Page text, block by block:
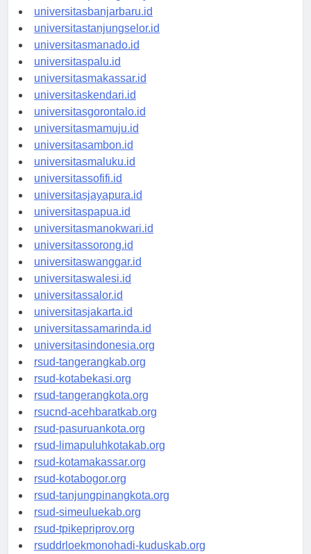
universitaspalangkaraya.id
universitasbanjarbaru.id
universitastanjungselor.id
universitasmanado.id
universitaspalu.id
universitasmakassar.id
universitaskendari.id
universitasgorontalo.id
universitasmamuju.id
universitasambon.id
universitasmaluku.id
universitassofifi.id
universitasjayapura.id
universitaspapua.id
universitasmanokwari.id
universitassorong.id
universitaswanggar.id
universitaswalesi.id
universitassalor.id
universitasjakarta.id
universitassamarinda.id
universitasindonesia.org
rsud-tangerangkab.org
rsud-kotabekasi.org
rsud-tangerangkota.org
rsucnd-acehbaratkab.org
rsud-pasuruankota.org
rsud-limapuluhkotakab.org
rsud-kotamakassar.org
rsud-kotabogor.org
rsud-tanjungpinangkota.org
rsud-simeuluekab.org
rsud-tpikepriprov.org